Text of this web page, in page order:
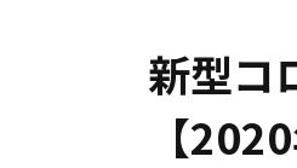
新型コ
【